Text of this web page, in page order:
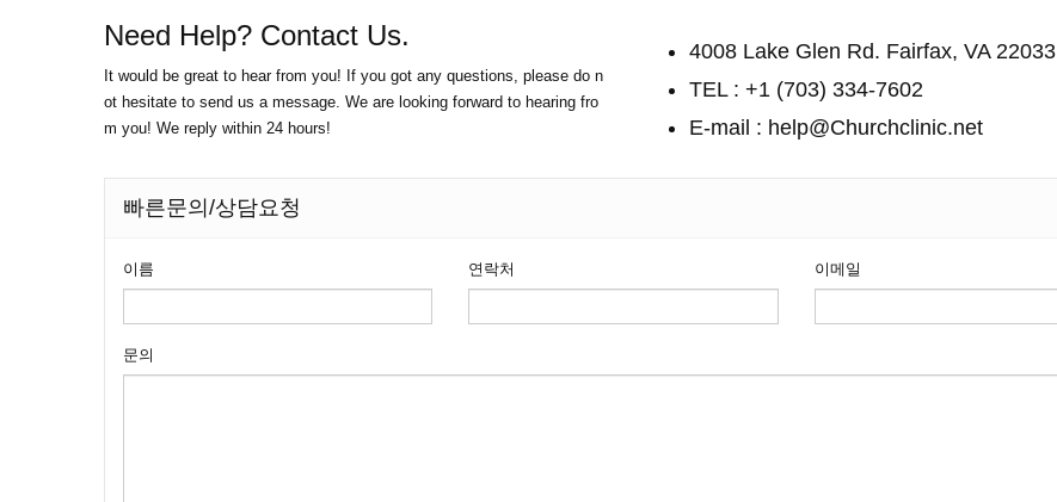
Need Help? Contact Us.
It would be great to hear from you! If you got any questions, please do n
ot hesitate to send us a message. We are looking forward to hearing fro
m you! We reply within 24 hours!
4008 Lake Glen Rd. Fairfax, VA 22033
TEL : +1 (703) 334-7602
E-mail : help@Churchclinic.net
빠른문의/상담요청
이름 연락처 이메일
문의